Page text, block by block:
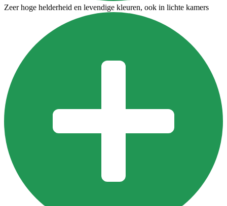
Zeer hoge helderheid en levendige kleuren, ook in lichte kamers